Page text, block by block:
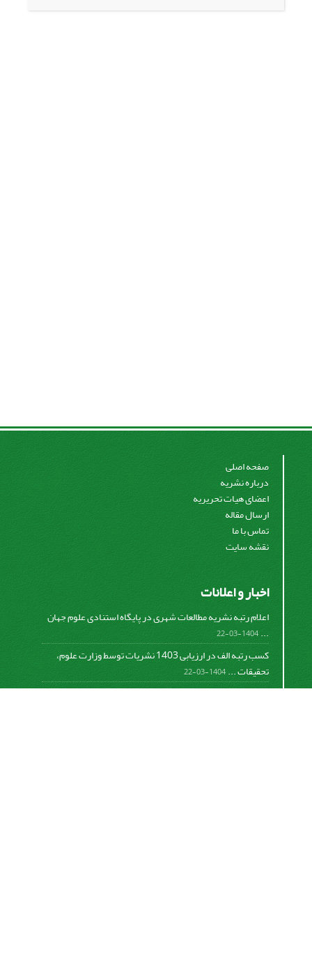
صفحه اصلی
درباره نشریه
اعضای هیات تحریریه
ارسال مقاله
تماس با ما
نقشه سایت
اخبار و اعلانات
اعلام رتبه نشریه مطالعات شهری در پایگاه استنادی علوم جهان
...
1404-03-22
کسب رتبه الف در ارزیابی 1403 نشریات توسط وزارت علوم،
تحقیقات ...1404-03-22
کسب رتبه الف در ارزیابی 1401 نشریات توسط وزارت علوم،